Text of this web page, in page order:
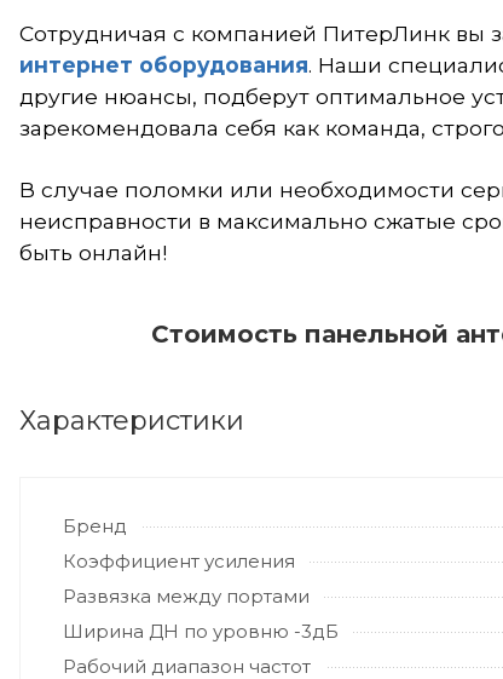
Сотрудничая с компанией ПитерЛинк вы
интернет оборудования. Наши
другие нюансы, подберут оптимальное
зарекомендовала себя как команда,
В случае поломки или необходимости
неисправности в максимально сжатые
быть онлайн!
Стоимость панельной
Характеристики
Бренд
Коэффициент усиления
Развязка между портами
Ширина ДН по уровню -3дБ
Рабочий диапазон частот
В